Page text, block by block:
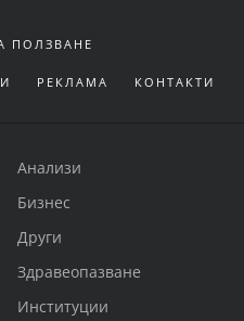
ПОЛЗВАНЕ
РЕКЛАМА КОНТАКТИ
Анализи
Бизнес
Други
Здравеопазване
Институции